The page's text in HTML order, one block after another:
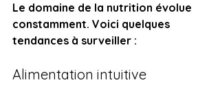
Le domaine de la nutrition évolue
constamment. Voici quelques
tendances à surveiller :
Alimentation intuitive